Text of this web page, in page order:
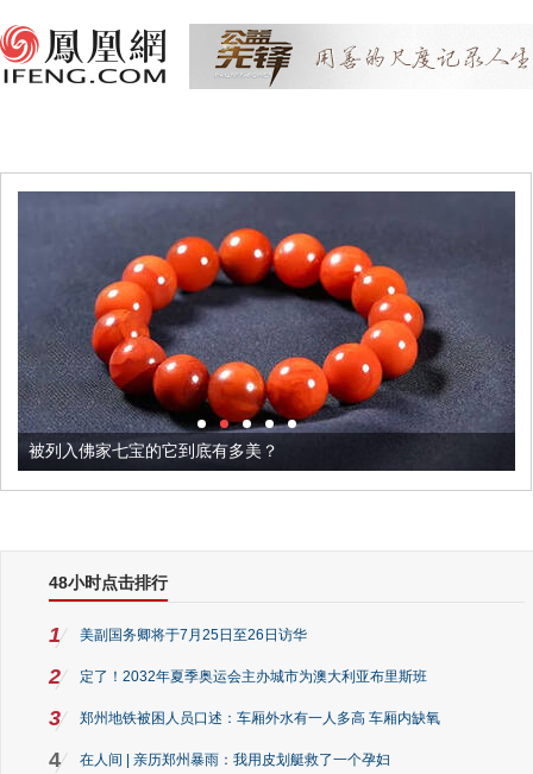
被列入佛家七宝的它到底有多美？
48小时点击排行
1 美副国务卿将于7月25日至26日访华
2 定了！2032年夏季奥运会主办城市为澳大利亚布里斯班
3 郑州地铁被困人员口述：车厢外水有一人多高 车厢内缺氧
4 在人间 | 亲历郑州暴雨：我用皮划艇救了一个孕妇